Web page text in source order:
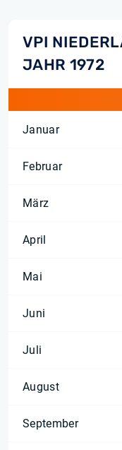
VPI
JAHR 1972
Januar
Februar
März
April
Mai
Juni
Juli
August
September